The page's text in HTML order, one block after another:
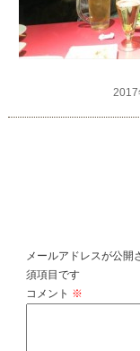
2017
メールアドレスが公開
須項目です
コメント ※